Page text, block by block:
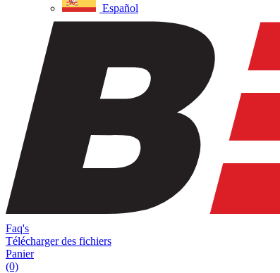
Español
Faq's
Télécharger des fichiers
Panier
(0)